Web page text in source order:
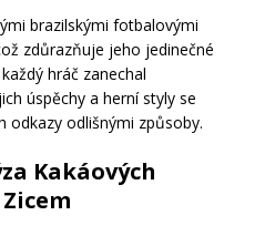
brazilskými fotbalovými
zdůrazňuje jeho jedinečné
hráč zanechal
úspěchy a herní styly se
odkazy odlišnými způsoby.
Kakáových